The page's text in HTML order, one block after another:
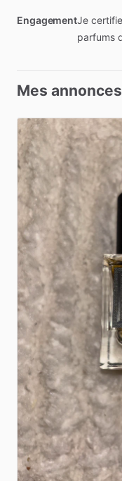
EngagementJe
parfums
Mes